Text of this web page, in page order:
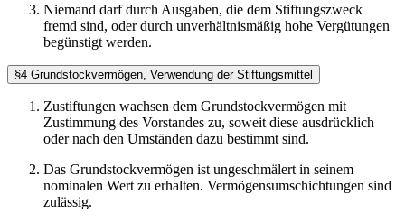
Niemand darf durch Ausgaben, die dem Stiftungszweck
fremd sind, oder durch unverhältnismäßig hohe Vergütungen
begünstigt werden.
§4 Grundstockvermögen, Verwendung der Stiftungsmittel
Zustiftungen wachsen dem Grundstockvermögen mit
Zustimmung des Vorstandes zu, soweit diese ausdrücklich
oder nach den Umständen dazu bestimmt sind.
Das Grundstockvermögen ist ungeschmälert in seinem
nominalen Wert zu erhalten. Vermögensumschichtungen sind
zulässig.